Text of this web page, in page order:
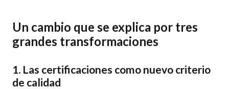
Un cambio que se explica por tres
grandes transformaciones
1. Las certificaciones como nuevo criterio
de calidad